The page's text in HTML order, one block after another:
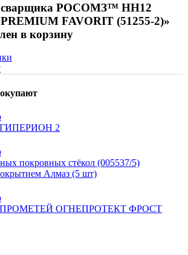
сварщика РОСОМЗ™ НН12
FAVORIT (51255-2)»
в корзину
ГИПЕРИОН 2
покровных стёкол (005537/5)
Алмаз (5 шт)
ПРОМЕТЕЙ ОГНЕПРОТЕКТ ФРОСТ